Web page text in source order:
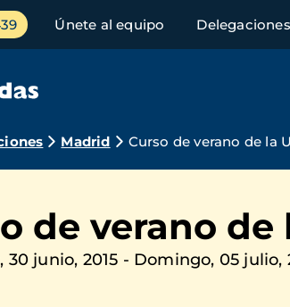
Únete al equipo Delegaciones
Madrid Curso de verano de la
de verano
30 junio, 2015 - Domingo, 05 julio,